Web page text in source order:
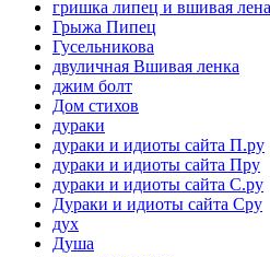
гришка липец и вшивая лена
Грыжа Пипец
Гусельникова
двуличная Вшивая ленка
джим болт
Дом стихов
дураки
дураки и идиоты сайта П.ру
дураки и идиоты сайта Пру
дураки и идиоты сайта С.ру
Дураки и идиоты сайта Сру
дух
Душа